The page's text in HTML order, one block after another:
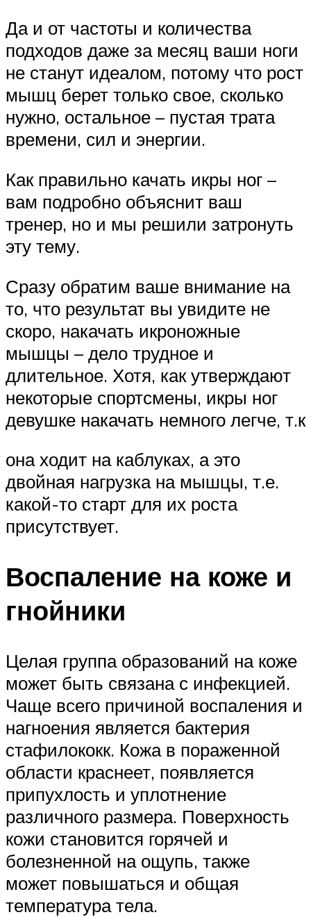
Да и от частоты и количества
подходов даже за месяц ваши ноги
не станут идеалом, потому что рост
мышц берет только свое, сколько
нужно, остальное – пустая трата
времени, сил и энергии.
Как правильно качать икры ног –
вам подробно объяснит ваш
тренер, но и мы решили затронуть
эту тему.
Сразу обратим ваше внимание на
то, что результат вы увидите не
скоро, накачать икроножные
мышцы – дело трудное и
длительное. Хотя, как утверждают
некоторые спортсмены, икры ног
девушке накачать немного легче, т.к
она ходит на каблуках, а это
двойная нагрузка на мышцы, т.е.
какой-то старт для их роста
присутствует.
Воспаление на коже и
гнойники
Целая группа образований на коже
может быть связана с инфекцией.
Чаще всего причиной воспаления и
нагноения является бактерия
стафилококк. Кожа в пораженной
области краснеет, появляется
припухлость и уплотнение
различного размера. Поверхность
кожи становится горячей и
болезненной на ощупь, также
может повышаться и общая
температура тела.